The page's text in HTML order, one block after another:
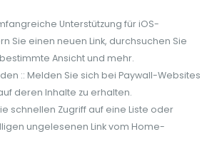
Unterstützung für iOS-
Sie einen neuen Link, durchsuchen Sie
Ansicht und mehr.
:: Melden Sie sich bei Paywall-Websites
deren Inhalte zu erhalten.
schnellen Zugriff auf eine Liste oder
ungelesenen Link vom Home-